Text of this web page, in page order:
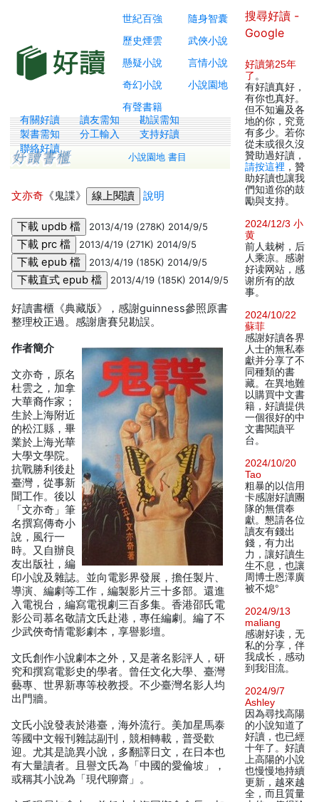
世紀百強
隨身智囊
歷史煙雲
武俠小說
懸疑小說
言情小說
奇幻小說
小說園地
有聲書籍
有關好讀 讀友需知
勘誤需知
製書需知
分工輸入
支持好讀
聯絡好讀
小說園地 書目
文亦奇 《鬼諜》 說明
2013/4/19 (278K) 2014/9/5
2013/4/19 (271K) 2014/9/5
2013/4/19 (185K) 2014/9/5
2013/4/19 (185K) 2014/9/5
好讀書櫃《典藏版》，感謝guinness參照原書
整理校正過。感謝唐賽兒勘誤。
作者簡介
文亦奇，原名
杜雲之，加拿
大華裔作家；
生於上海附近
的松江縣，畢
業於上海光華
大學文學院。
抗戰勝利後赴
臺灣，從事新
聞工作。後以
「文亦奇」筆
名撰寫傳奇小
說，風行一
時。又自辦良
友出版社，編
印小說及雜誌。並向電影界發展，擔任製片、
導演、編劇等工作，編製影片三十多部。還進
入電視台，編寫電視劇三百多集。香港邵氏電
影公司慕名敬請文氏赴港，專任編劇。編了不
少武俠奇情電影劇本，享譽影壇。
文氏創作小說劇本之外，又是著名影評人，研
究和撰寫電影史的學者。曾任文化大學、臺灣
藝專、世界新專等校教授。不少臺灣名影人均
出門牆。
文氏小說發表於港臺，海外流行。美加星馬泰
等國中文報刊雜誌副刊，競相轉載，普受歡
迎。尤其是詭異小說，多翻譯日文，在日本也
有大量讀者。且譽文氏為「中國的愛倫坡」，
或稱其小說為「現代聊齋」。
搜尋好讀 -
Google
好讀第25年
了 。
有好讀真好，
有你也真好。
但不知遍及各
地的你，究竟
有多少。若你
從未或很久沒
贊助過好讀，
請按這裡 ，贊
助好讀也讓我
們知道你的鼓
勵與支持。
2024/12/3 小
黄
前人栽树，后
人乘凉。感谢
好读网站，感
谢所有的故
事。
2024/10/22
蘇菲
感謝好讀各界
人士的無私奉
獻并分享了不
同種類的書
藏。在異地難
以購買中文書
籍，好讀提供
一個很好的中
文書閱讀平
台。
2024/10/20
Tao
粗暴的以信用
卡感謝好讀團
隊的無償奉
獻。懇請各位
讀友有錢出
錢，有力出
力，讓好讀生
生不息，也讓
周博士恩澤廣
被不熄°
2024/9/13
maliang
感谢好读，无
私的分享，伴
我成长，感动
到我泪流。
2024/9/7
Ashley
因為尋找高陽
的小說知道了
好讀，也已經
十年了。好讀
上高陽的小說
也慢慢地持續
更新，越來越
全，而且質量